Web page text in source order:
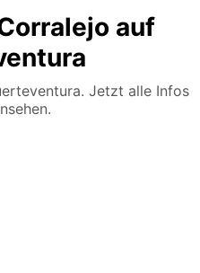
auf
Jetzt alle Infos